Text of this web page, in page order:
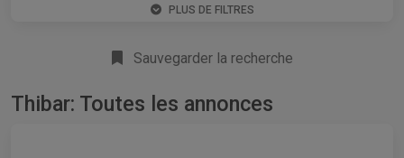
PLUS DE FILTRES
Sauvegarder la recherche
Thibar: Toutes les annonces